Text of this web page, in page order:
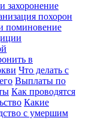
захоронение
похорон
поминовение
в
Что делать с
Выплаты по
Как проводятся
Какие
с умершим